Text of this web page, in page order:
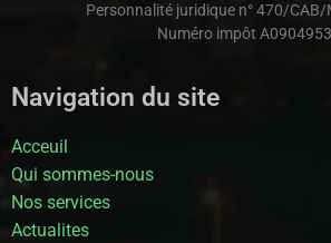
Personnalité juridique n° 470/
Numéro impôt
Navigation du site
Acceuil
Qui sommes-nous
Nos services
Actualites